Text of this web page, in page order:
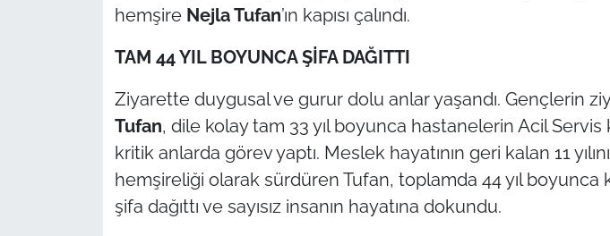
hemşire Nejla Tufan’ın kapısı çalındı.
TAM 44 YIL BOYUNCA ŞİFA DAĞITTI
Ziyarette duygusal ve gurur dolu anlar yaşandı. Gençlerin
Tufan, dile kolay tam 33 yıl boyunca hastanelerin Acil Servis
kritik anlarda görev yaptı. Meslek hayatının geri kalan 11
hemşireliği olarak sürdüren Tufan, toplamda 44 yıl boyunca
şifa dağıttı ve sayısız insanın hayatına dokundu.